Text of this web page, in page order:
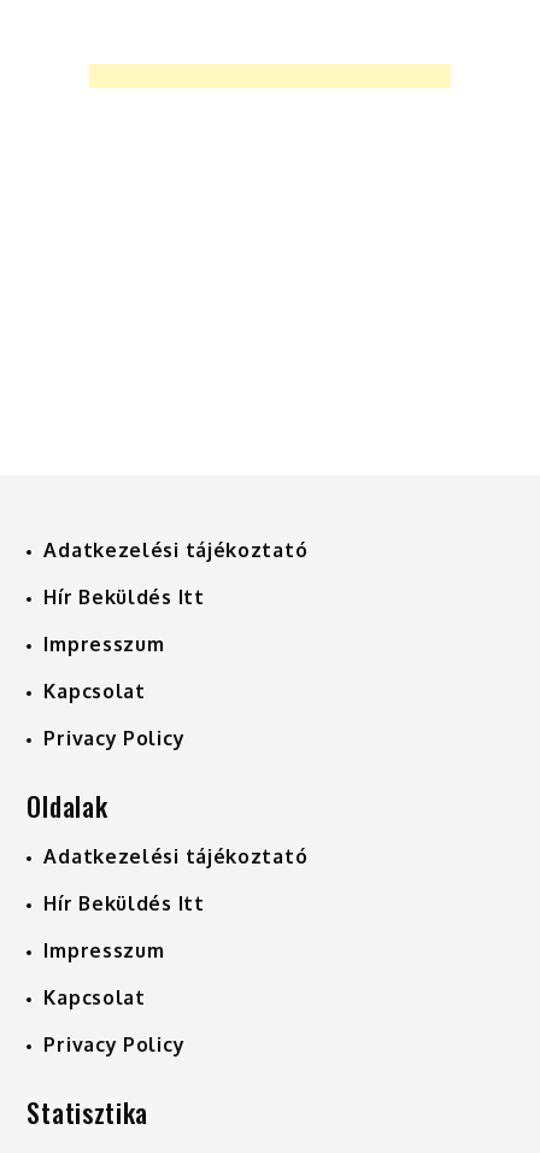
Adatkezelési tájékoztató
Hír Beküldés Itt
Impresszum
Kapcsolat
Privacy Policy
Oldalak
Adatkezelési tájékoztató
Hír Beküldés Itt
Impresszum
Kapcsolat
Privacy Policy
Statisztika